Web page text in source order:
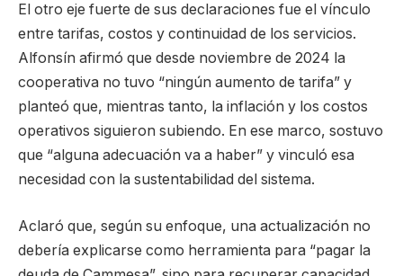
El otro eje fuerte de sus declaraciones fue el vínculo
entre tarifas, costos y continuidad de los servicios.
Alfonsín afirmó que desde noviembre de 2024 la
cooperativa no tuvo “ningún aumento de tarifa” y
planteó que, mientras tanto, la inflación y los costos
operativos siguieron subiendo. En ese marco, sostuvo
que “alguna adecuación va a haber” y vinculó esa
necesidad con la sustentabilidad del sistema.
Aclaró que, según su enfoque, una actualización no
debería explicarse como herramienta para “pagar la